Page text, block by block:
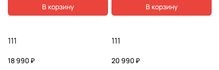
В корзину В корзину
111
18 990 ₽
111
20 990 ₽